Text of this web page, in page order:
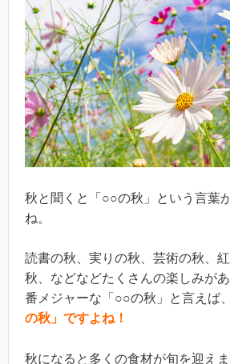
秋と聞くと「○○の秋」という言葉
ね。
読書の秋、実りの秋、芸術の秋、
秋、などなどたくさんの楽しみが
番メジャーな「○○の秋」と言えば、
の秋」ですよね！
秋になると多くの食材が旬を迎え